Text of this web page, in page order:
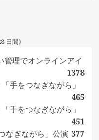
日間)
管理でオンラインアイ
1378
手をつなぎながら」
465
手をつなぎながら」
451
なぎながら」公演 377